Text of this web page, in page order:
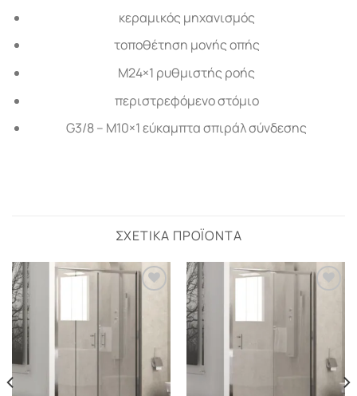
κεραμικός μηχανισμός
τοποθέτηση μονής οπής
M24×1 ρυθμιστής ροής
περιστρεφόμενο στόμιο
G3/8 – M10×1 εύκαμπτα σπιράλ σύνδεσης
ΣΧΕΤΙΚΆ ΠΡΟΪΌΝΤΑ